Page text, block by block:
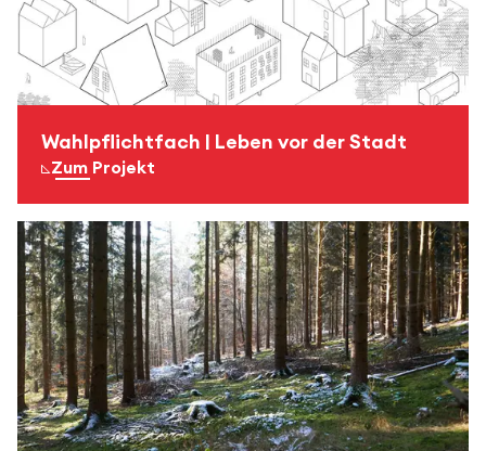
Wahlpflichtfach | Leben vor der Stadt
Zum Projekt